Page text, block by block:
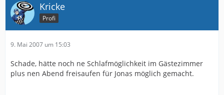
Kricke
Profi
9. Mai 2007 um 15:03
Schade, hätte noch ne Schlafmöglichkeit im Gästezimmer
plus nen Abend freisaufen für Jonas möglich gemacht.